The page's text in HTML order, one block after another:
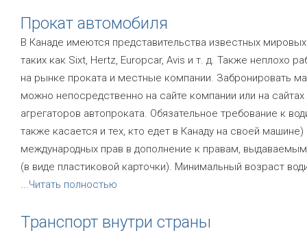
Прокат автомобиля
В Канаде имеются представительства известных
таких как Sixt, Hertz, Europcar, Avis и т. д. Также неплохо
на рынке проката и местные компании. Забронировать
можно непосредственно на сайте компании или на сайтах
агрегаторов автопроката. Обязательное требование к
также касается и тех, кто едет в Канаду на своей
международных прав в дополнение к правам,
(в виде пластиковой карточки). Минимальный возраст
...Читать полностью
Транспорт внутри страны